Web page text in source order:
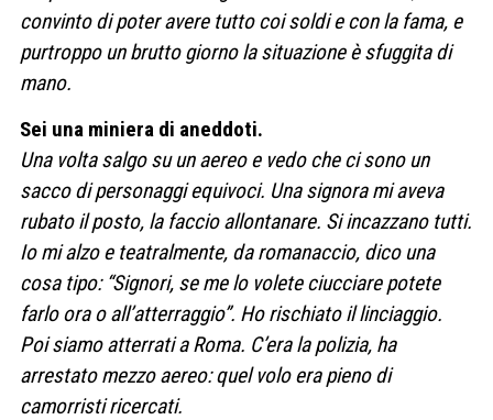
convinto di poter avere tutto coi soldi e con la fama, e
purtroppo un brutto giorno la situazione è sfuggita di
mano.
Sei una miniera di aneddoti.
Una volta salgo su un aereo e vedo che ci sono un
sacco di personaggi equivoci. Una signora mi aveva
rubato il posto, la faccio allontanare. Si incazzano tutti.
Io mi alzo e teatralmente, da romanaccio, dico una
cosa tipo: “Signori, se me lo volete ciucciare potete
farlo ora o all’atterraggio”. Ho rischiato il linciaggio.
Poi siamo atterrati a Roma. C’era la polizia, ha
arrestato mezzo aereo: quel volo era pieno di
camorristi ricercati.